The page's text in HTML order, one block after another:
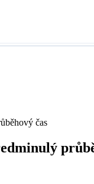
čas